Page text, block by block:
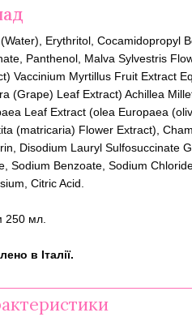
Erythritol, Cocamidopropyl
Panthenol, Malva Sylvestris
Vaccinium Myrtillus Fruit Extract
(Grape) Leaf Extract) Achillea
Leaf Extract (olea Europaea
(matricaria) Flower Extract),
Disodium Lauryl Sulfosuccinate
Sodium Benzoate, Sodium
Citric Acid.
250 мл.
в Італії.